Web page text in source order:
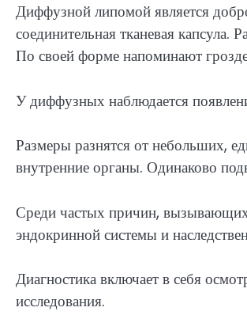
Диффузной липомой является
соединительная тканевая
По своей форме напоминают
У диффузных наблюдается
Размеры разнятся от небольших,
внутренние органы. Одинаково
Среди частых причин,
эндокринной системы и
Диагностика включает в себя
исследования.